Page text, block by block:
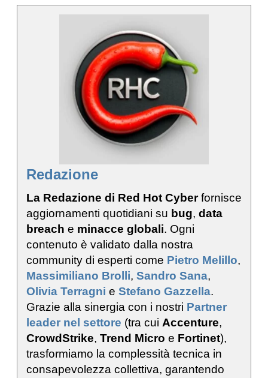
Redazione
La Redazione di Red Hot Cyberfornisce
aggiornamenti quotidiani su bug, data
breach e minacce globali. Ogni
contenuto è validato dalla nostra
community di esperti come Pietro Melillo,
Massimiliano Brolli, Sandro Sana,
Olivia Terragni e Stefano Gazzella.
Grazie alla sinergia con i nostri Partner
leader nel settore (tra cui Accenture,
CrowdStrike, Trend Micro e Fortinet),
trasformiamo la complessità tecnica in
consapevolezza collettiva, garantendo